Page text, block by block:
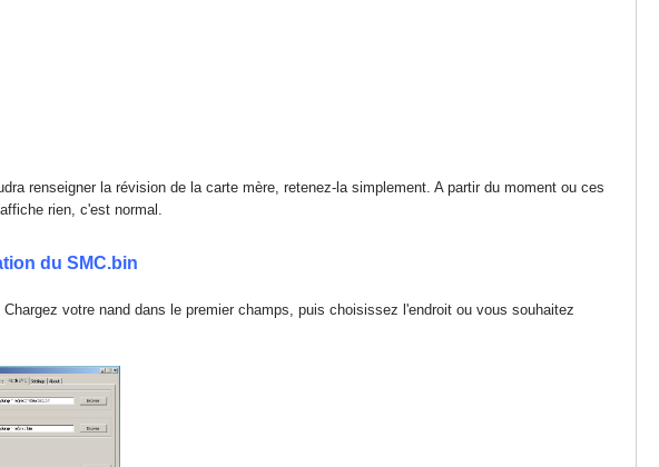
renseigner la révision de la carte mère, retenez-la simplement. A partir du moment ou ces
rien, c'est normal.
du SMC.bin
votre nand dans le premier champs, puis choisissez l'endroit ou vous souhaitez